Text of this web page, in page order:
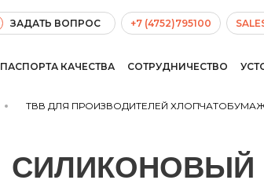
ЗАДАТЬ ВОПРОС +7 (4752)795100
ПАСПОРТА КАЧЕСТВА СОТРУДНИЧЕСТВО
ТВВ ДЛЯ ПРОИЗВОДИТЕЛЕЙ
СИЛИКОНОВЫЙ